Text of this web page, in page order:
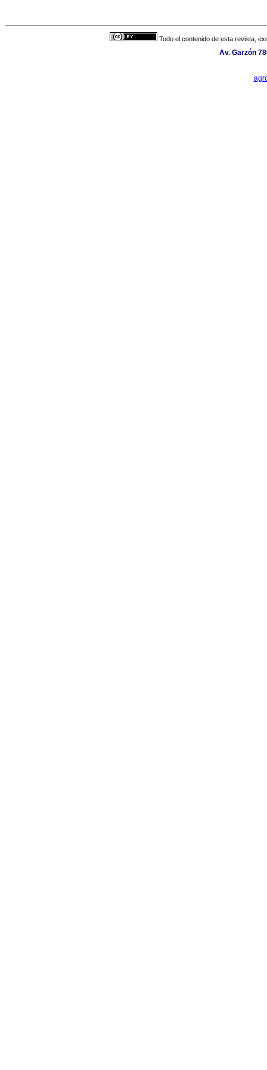
Todo el contenido de esta revista,
Av. Garzón